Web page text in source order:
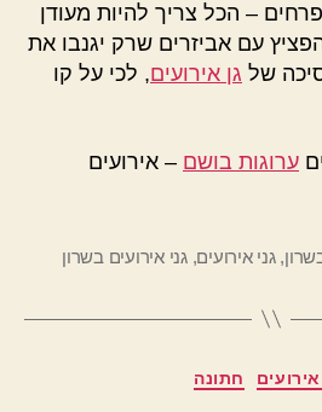
– הכל צריך להיות מעודן
עם אביזרים שרק יגנבו את
של גן אירועים, לכי על קו
ערוגות בושם – אירועים
,גני אירועים,גני אירועים בשרון
קטגוריותאירועים חתונה